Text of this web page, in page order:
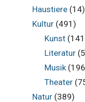
Haustiere(14)
Kultur(491)
Kunst
Literatur
Musik
Theater
Natur(389)